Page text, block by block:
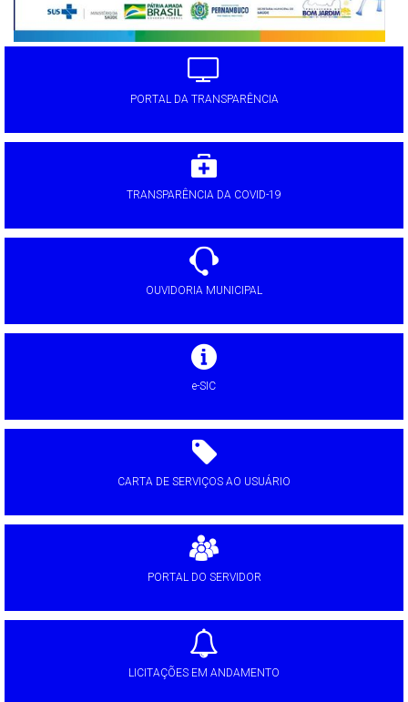
PORTAL DA TRANSPARÊNCIA
TRANSPARÊNCIA DA COVID-19
OUVIDORIA MUNICIPAL
e-SIC
CARTA DE SERVIÇOS AO USUÁRIO
PORTAL DO SERVIDOR
LICITAÇÕES EM ANDAMENTO